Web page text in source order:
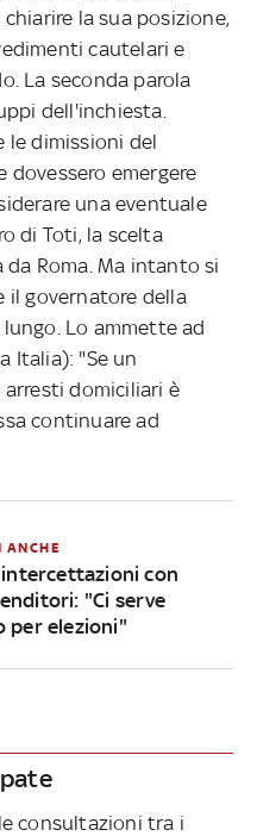
la sua posizione,
cautelari e
La seconda parola
dell'inchiesta.
le dimissioni del
dovessero emergere
una eventuale
di Toti, la scelta
Roma. Ma intanto si
il governatore della
Lo ammette ad
Italia): "Se un
arresti domiciliari è
continuare ad
ANCHE
con
"Ci serve
per elezioni"
consultazioni tra i